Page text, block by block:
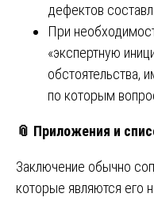
дефектов
При
«экспертную
обстоятельства,
по которым
📎 Приложения и
Заключение обычно
которые являются его